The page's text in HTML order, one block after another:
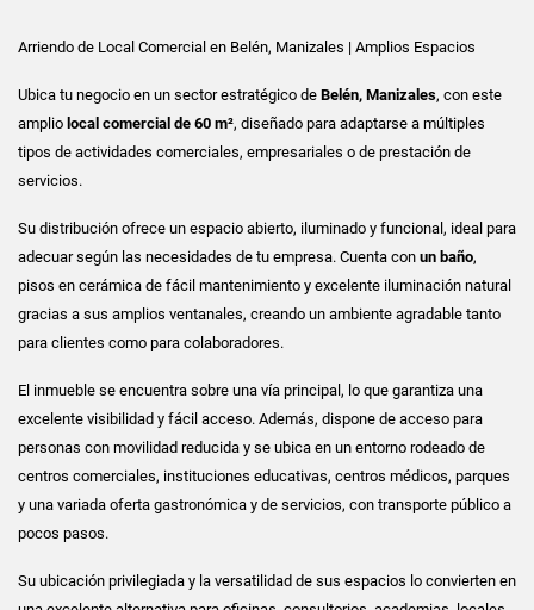
Arriendo de Local Comercial en Belén, Manizales | Amplios Espacios
Ubica tu negocio en un sector estratégico de Belén, Manizales, con este
amplio local comercial de 60 m², diseñado para adaptarse a múltiples
tipos de actividades comerciales, empresariales o de prestación de
servicios.
Su distribución ofrece un espacio abierto, iluminado y funcional, ideal para
adecuar según las necesidades de tu empresa. Cuenta con un baño,
pisos en cerámica de fácil mantenimiento y excelente iluminación natural
gracias a sus amplios ventanales, creando un ambiente agradable tanto
para clientes como para colaboradores.
El inmueble se encuentra sobre una vía principal, lo que garantiza una
excelente visibilidad y fácil acceso. Además, dispone de acceso para
personas con movilidad reducida y se ubica en un entorno rodeado de
centros comerciales, instituciones educativas, centros médicos, parques
y una variada oferta gastronómica y de servicios, con transporte público a
pocos pasos.
Su ubicación privilegiada y la versatilidad de sus espacios lo convierten en